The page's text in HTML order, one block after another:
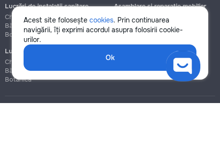
Acest site folosește cookies. Prin continuarea
navigării, îți exprimi acordul asupra folosirii cookie-
urilor.
Ok
Lucrări de instalații sanitare
Chișinău
Bălți
Botanica
Asamblare și reparație mobilier
Chișinău
Botanica
Lucrări de construcție și instalare
Chișinău
Bălți
Botanica